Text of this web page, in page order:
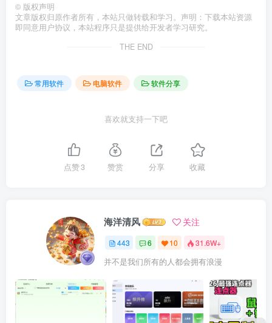
© 版权声明
文章版权归原作者所有，本站只做转载和学习。声明：下载本站资源
即同意用户协议，本站程序只是提供给开发者学习研究。
THE END
常用软件 电脑软件 软件分享
喜欢就支持一下吧
点赞3 赞赏 分享 收藏
海洋清风 关注
443 6 10 31.6W+
并不是我们所有的人都会拥有浪漫